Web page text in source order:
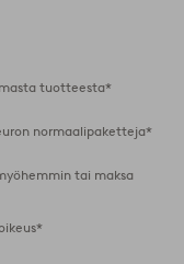
tuotteesta*
normaalipaketteja*
tai maksa